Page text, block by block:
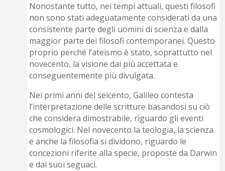
Nonostante tutto, nei tempi attuali, questi filosofi
non sono stati adeguatamente considerati da una
consistente parte degli uomini di scienza e dalla
maggior parte dei filosofi contemporanei. Questo
proprio perché l’ateismo è stato, soprattutto nel
novecento, la visione dai più accettata e
conseguentemente più divulgata.
Nei primi anni del seicento, Galileo contesta
l’interpretazione delle scritture basandosi su ciò
che considera dimostrabile, riguardo gli eventi
cosmologici. Nel novecento la teologia, la scienza
e anche la filosofia si dividono, riguardo le
concezioni riferite alla specie, proposte da Darwin
e dai suoi seguaci.